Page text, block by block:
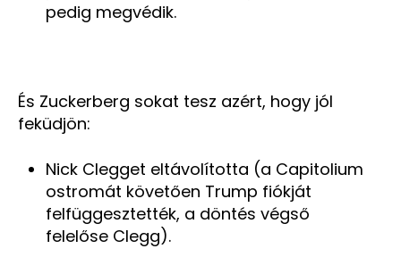
pedig megvédik.
És Zuckerberg sokat tesz azért, hogy jól
feküdjön:
Nick Clegget eltávolította (a Capitolium
ostromát követően Trump fiókját
felfüggesztették, a döntés végső
felelőse Clegg).